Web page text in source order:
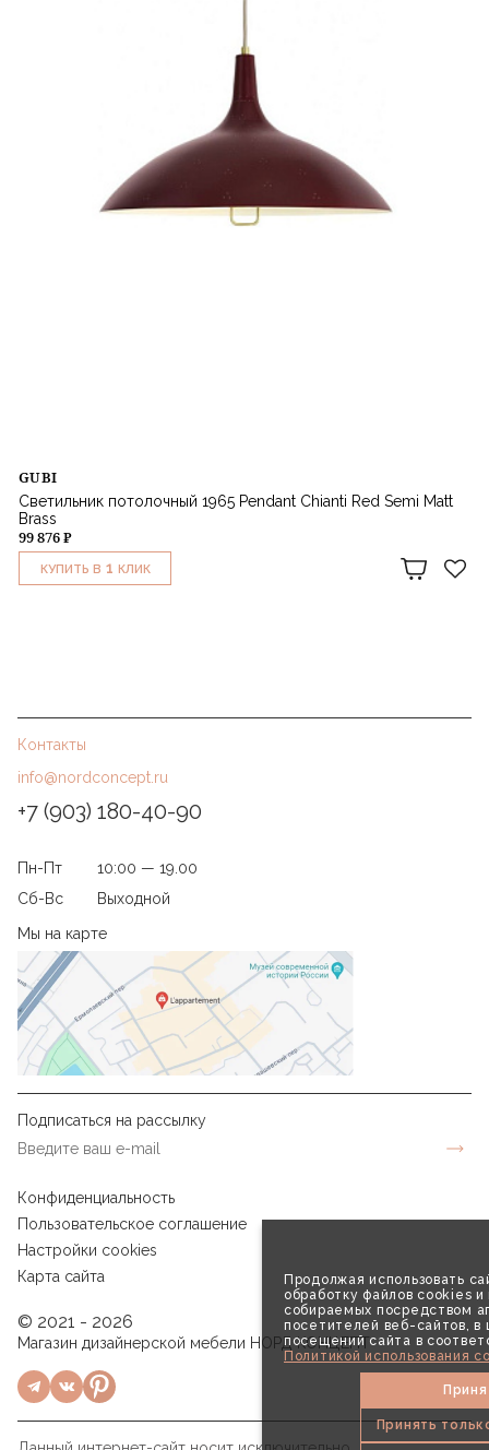
Продолжая использовать
обработку файлов cookies и
собираемых посредством
посетителей веб-сайтов, в
посещений сайта в
Политикой использования
Принять
GUBI
Светильник потолочный 1965 Pendant Chianti Red Semi Matt
Brass
99 876 ₽
КУПИТЬ В 1 КЛИК
Контакты
info@nordconcept.ru
+7 (903) 180-40-90
Пн-Пт
10:00 — 19.00
Сб-Вс
Выходной
Мы на карте
Подписаться на рассылку
Конфиденциальность
Пользовательское соглашение
Настройки cookies
Карта сайта
© 2021 - 2026
Магазин дизайнерской мебели НОРД КОНЦЕПТ